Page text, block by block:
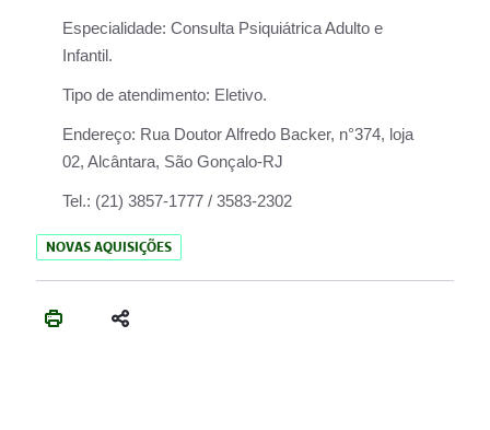
Especialidade: Consulta Psiquiátrica Adulto e
Infantil.
Tipo de atendimento: Eletivo.
Endereço: Rua Doutor Alfredo Backer, n°374, loja
02, Alcântara, São Gonçalo-RJ
Tel.: (21) 3857-1777 / 3583-2302
NOVAS AQUISIÇÕES